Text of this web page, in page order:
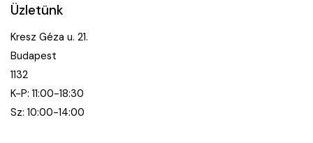
Üzletünk
Kresz Géza u. 21.
Budapest
1132
K-P: 11:00-18:30
Sz: 10:00-14:00